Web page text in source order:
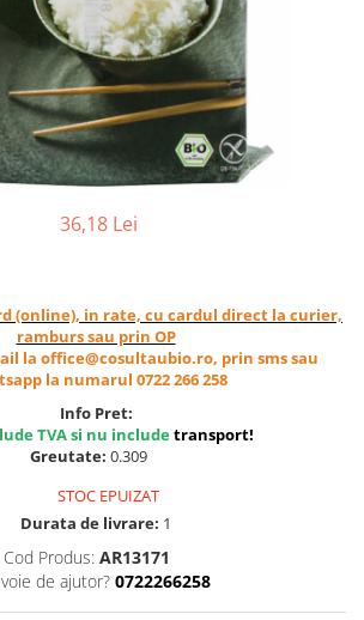
germinat
oleaginoase
mic
36,18 Lei
(online), in rate, cu cardul direct la curier,
ramburs sau prin OP
la office@cosultaubio.ro, prin sms sau
la numarul 0722 266 258
Info Pret:
TVA si nu includetransport!
Greutate: 0.309
STOC EPUIZAT
Durata de livrare: 1
Cod Produs: AR13171
de ajutor? 0722266258